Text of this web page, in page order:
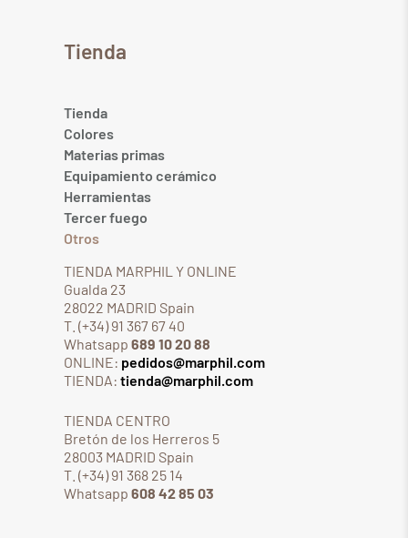
Tienda
Tienda
Colores
Materias primas
Equipamiento cerámico
Herramientas
Tercer fuego
Otros
TIENDA MARPHIL Y ONLINE
Gualda 23
28022 MADRID Spain
T. (+34) 91 367 67 40
Whatsapp 689 10 20 88
ONLINE: pedidos@marphil.com
TIENDA: tienda@marphil.com
TIENDA CENTRO
Bretón de los Herreros 5
28003 MADRID Spain
T. (+34) 91 368 25 14
Whatsapp 608 42 85 03